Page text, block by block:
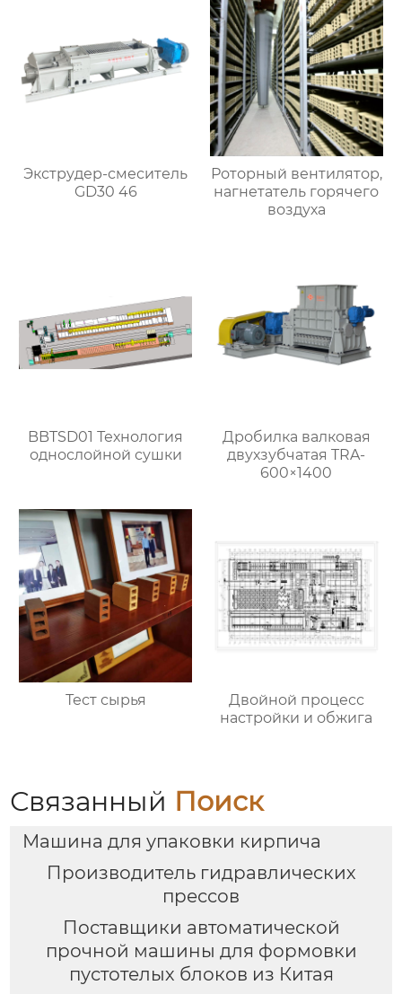
Экструдер-смеситель
GD30 46
Роторный вентилятор,
нагнетатель горячего
воздуха
BBTSD01 Технология
однослойной сушки
Дробилка валковая
двухзубчатая TRA-
600×1400
Тест сырья
Двойной процесс
настройки и обжига
Связанный Поиск
Машина для упаковки кирпича
Производитель гидравлических
прессов
Поставщики автоматической
прочной машины для формовки
пустотелых блоков из Китая